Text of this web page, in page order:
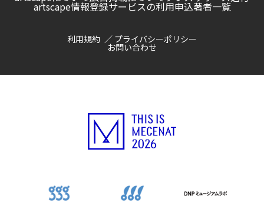
artscape情報登録サービスの利用申込著者一覧
利用規約 プライバシーポリシー
お問い合わせ